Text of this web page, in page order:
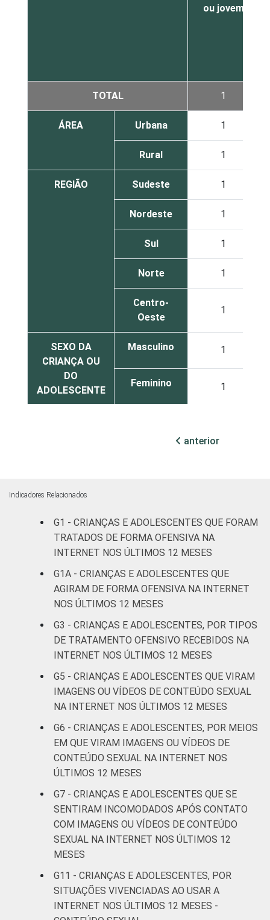
ou jovem
TOTAL 1
ÁREA Urbana 1
Rural 1
REGIÃO Sudeste 1
Nordeste 1
Sul 1
Norte 1
Centro-
Oeste
1
SEXO DA
CRIANÇA OU
DO
ADOLESCENTE
Masculino 1
Feminino 1
Fundamental
Médio ou
mais
1
DA CRIANÇA
OU DO
ADOLESCENTE
anos
0
De 11 a 12
anos
De 13 a 14
De 15 a 17
anos
2
RENDA
FAMILIAR
Até 1 SM 2
Mais de 1
Mais de 2
SM até 3 SM
1
SM
Não tem
anterior
Indicadores Relacionados
G1 - CRIANÇAS E ADOLESCENTES QUE FORAM
TRATADOS DE FORMA OFENSIVA NA
INTERNET NOS ÚLTIMOS 12 MESES
G1A - CRIANÇAS E ADOLESCENTES QUE
AGIRAM DE FORMA OFENSIVA NA INTERNET
NOS ÚLTIMOS 12 MESES
G3 - CRIANÇAS E ADOLESCENTES, POR TIPOS
DE TRATAMENTO OFENSIVO RECEBIDOS NA
INTERNET NOS ÚLTIMOS 12 MESES
G5 - CRIANÇAS E ADOLESCENTES QUE VIRAM
IMAGENS OU VÍDEOS DE CONTEÚDO SEXUAL
NA INTERNET NOS ÚLTIMOS 12 MESES
G6 - CRIANÇAS E ADOLESCENTES, POR MEIOS
EM QUE VIRAM IMAGENS OU VÍDEOS DE
CONTEÚDO SEXUAL NA INTERNET NOS
ÚLTIMOS 12 MESES
G7 - CRIANÇAS E ADOLESCENTES QUE SE
SENTIRAM INCOMODADOS APÓS CONTATO
COM IMAGENS OU VÍDEOS DE CONTEÚDO
SEXUAL NA INTERNET NOS ÚLTIMOS 12
MESES
G11 - CRIANÇAS E ADOLESCENTES, POR
SITUAÇÕES VIVENCIADAS AO USAR A
INTERNET NOS ÚLTIMOS 12 MESES -